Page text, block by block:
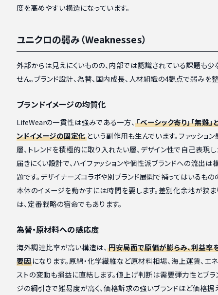
度を高めやすい構造になっています。
ユニクロの弱み（Weaknesses）
外部からは見えにくいものの、内部では認識されている課題も少
せん。ブランド設計、為替、国内成長、人材組織の4観点で弱みを
ブランドイメージの均質化
LifeWearの一貫性は強みである一方、 「ベーシック寄り」「無難」
ンドイメージの固定化という副作用も生んでいます。ファッショ
層、トレンドを積極的に取り入れたい層、デザイン性で自己表現
届きにくい設計で、ハイファッションや個性派ブランドへの流出
題です。デザイナーズコラボや別ブランド展開で補ってはいるもの
本体のイメージを動かすには時間を要します。差別化余地が狭
は、定番戦略の宿命でもあります。
為替・原材料への感応度
海外調達比率が高い構造は、 円安局面で原価が膨らみ、利益率
要因になります。原綿・化学繊維など原材料相場、海上運賃、エ
ストの変動も損益に直結します。値上げ判断は需要弾力性とブラ
ジの綱引きで難易度が高く、価格訴求の強いブランドほど価格据